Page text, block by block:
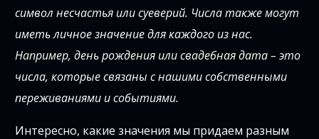
символ несчастья или суеверий. Числа также могут
иметь личное значение для каждого из нас.
Например, день рождения или свадебная дата – это
числа, которые связаны с нашими собственными
переживаниями и событиями.
Интересно, какие значения мы придаем разным